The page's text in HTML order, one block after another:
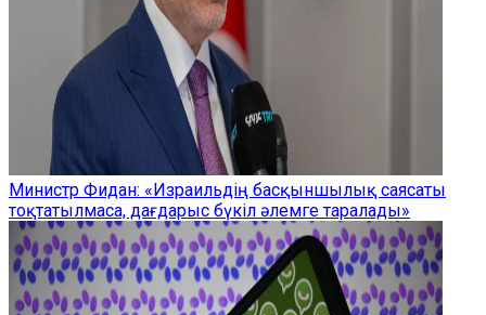
Министр Фидан: «Израильдің басқыншылық саясаты
тоқтатылмаса, дағдарыс бүкіл әлемге таралады»